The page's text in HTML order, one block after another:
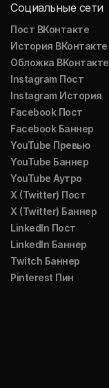
Социальные сети
Пост ВКонтакте
История ВКонтакте
Обложка ВКонтакте
Instagram Пост
Instagram История
Facebook Пост
Facebook Баннер
YouTube Превью
YouTube Баннер
YouTube Аутро
X (Twitter) Пост
X (Twitter) Баннер
LinkedIn Пост
LinkedIn Баннер
Twitch Баннер
Pinterest Пин